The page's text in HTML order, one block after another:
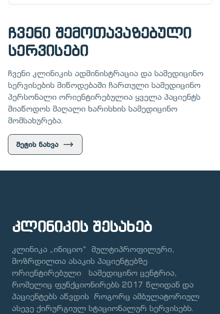
ჩვენი შემოთავაზებული
სერვისები
ჩვენი კლინიკის ადმინისტრაცია და სამედიცინო
სერვისების მიწოდებაში ჩართული სამედიცინო
პერსონალი ორიენტირებულია ყველა პაციენტს
მიაწოდოს მაღალი ხარისხის სამედიცინო
მომსახურება.
მეტის ნახვა
კლინიკის შესახებ
კლინიკა „ინიციო“ მულტიპროფილური,
მოზრდილთა ასაკის პაციენტებზე
ორიენტირებული სამედიცინო ცენტრია,
რომელიც ფუნქციონირებს 2017 წლიდან და
პაციენტებს აწვდის როგორც ამბულატორიულ
ასევე ქირურგიულ სტაციონალურ სერვისებს.